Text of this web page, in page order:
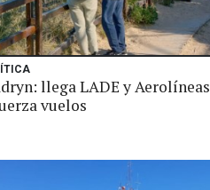
llega LADE y Aerolíneas
vuelos